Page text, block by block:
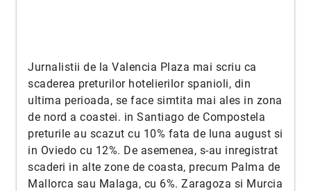
Jurnalistii de la Valencia Plaza mai scriu ca
scaderea preturilor hotelierilor spanioli, din
ultima perioada, se face simtita mai ales in zona
de nord a coastei. in Santiago de Compostela
preturile au scazut cu 10% fata de luna august si
in Oviedo cu 12%. De asemenea, s-au inregistrat
scaderi in alte zone de coasta, precum Palma de
Mallorca sau Malaga, cu 6%. Zaragoza si Murcia